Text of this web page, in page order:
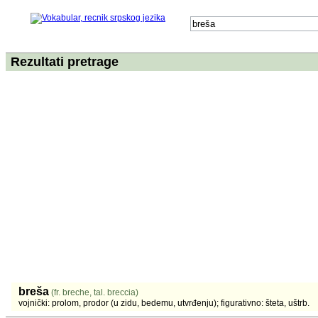
Rezultati pretrage
breša (fr. breche, tal. breccia)
vojnički: prolom, prodor (u zidu, bedemu, utvrđenju); figurativno: šteta, uštrb.